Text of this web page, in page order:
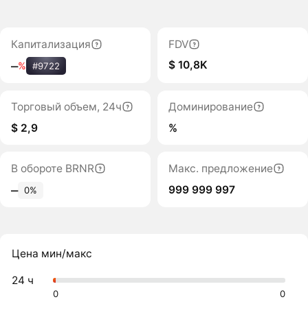
Капитализация
‒% #9722
FDV
$ 10,8K
Торговый объем, 24ч
$ 2,9
Доминирование
%
В обороте BRNR
‒ 0%
Макс. предложение
999 999 997
Цена мин/макс
24 ч
0 0